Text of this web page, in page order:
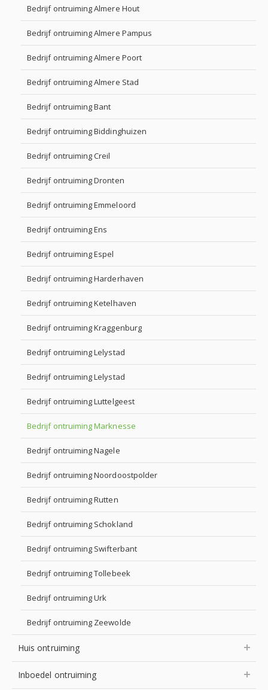
Bedrijf ontruiming Almere Hout
Bedrijf ontruiming Almere Pampus
Bedrijf ontruiming Almere Poort
Bedrijf ontruiming Almere Stad
Bedrijf ontruiming Bant
Bedrijf ontruiming Biddinghuizen
Bedrijf ontruiming Creil
Bedrijf ontruiming Dronten
Bedrijf ontruiming Emmeloord
Bedrijf ontruiming Ens
Bedrijf ontruiming Espel
Bedrijf ontruiming Harderhaven
Bedrijf ontruiming Ketelhaven
Bedrijf ontruiming Kraggenburg
Bedrijf ontruiming Lelystad
Bedrijf ontruiming Lelystad
Bedrijf ontruiming Luttelgeest
Bedrijf ontruiming Marknesse
Bedrijf ontruiming Nagele
Bedrijf ontruiming Noordoostpolder
Bedrijf ontruiming Rutten
Bedrijf ontruiming Schokland
Bedrijf ontruiming Swifterbant
Bedrijf ontruiming Tollebeek
Bedrijf ontruiming Urk
Bedrijf ontruiming Zeewolde
Huis ontruiming
Inboedel ontruiming